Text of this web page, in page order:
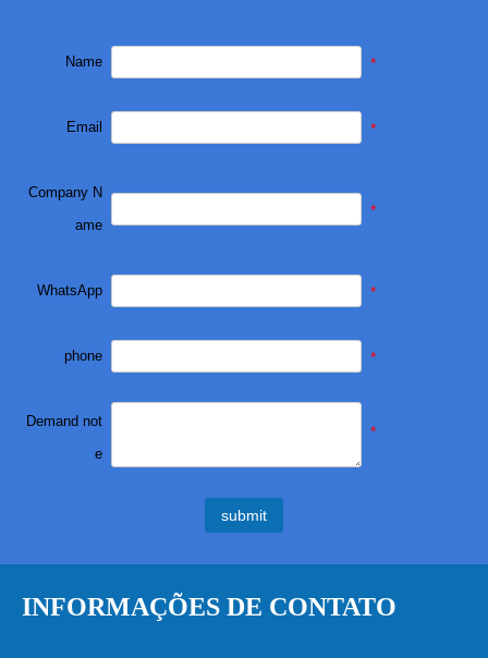
Name *
Email *
Company N
ame
*
WhatsApp *
phone *
Demand not
e
*
submit
INFORMAÇÕES DE CONTATO